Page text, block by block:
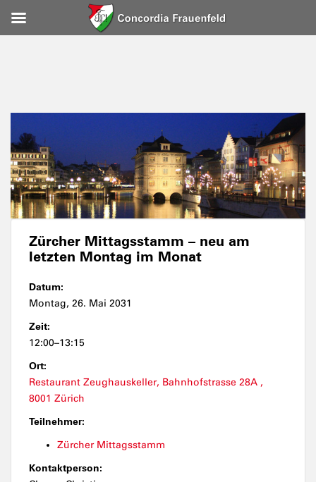
Zürcher Mittagsstamm – neu am
letzten Montag im Monat
Datum:
Montag, 26. Mai 2031
Zeit:
12:00–13:15
Ort:
Restaurant Zeughauskeller, Bahnhofstrasse 28A ,
8001 Zürich
Teilnehmer:
Zürcher Mittagsstamm
Kontaktperson: